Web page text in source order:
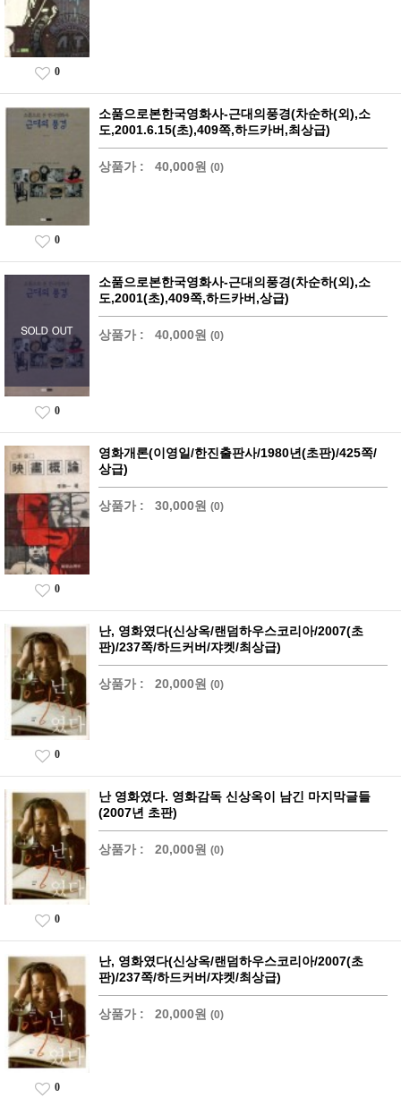
0
소품으로본한국영화사-근대의풍경(차순하(외),소
도,2001.6.15(초),409쪽,하드카버,최상급)
상품가 : 40,000원 (0)
0
소품으로본한국영화사-근대의풍경(차순하(외),소
도,2001(초),409쪽,하드카버,상급)
상품가 : 40,000원 (0)
0
영화개론(이영일/한진출판사/1980년(초판)/425쪽/
상급)
상품가 : 30,000원 (0)
0
난, 영화였다(신상옥/랜덤하우스코리아/2007(초
판)/237쪽/하드커버/쟈켓/최상급)
상품가 : 20,000원 (0)
0
난 영화였다. 영화감독 신상옥이 남긴 마지막글들
(2007년 초판)
상품가 : 20,000원 (0)
0
난, 영화였다(신상옥/랜덤하우스코리아/2007(초
판)/237쪽/하드커버/쟈켓/최상급)
상품가 : 20,000원 (0)
0